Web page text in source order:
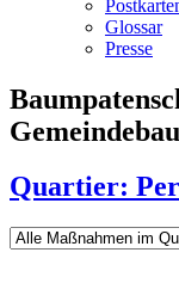
Glossar
Presse
Gemeindebau
Quartier: